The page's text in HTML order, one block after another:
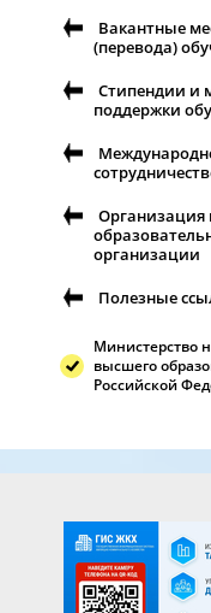
Вакантные
(перевода)
Стипендии и
поддержки
Организация
организации
Полезные
Министерство
высшего
Российской